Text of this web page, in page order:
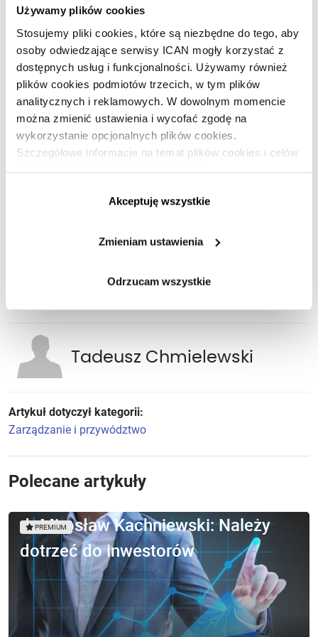
Używamy plików cookies
Stosujemy pliki cookies, które są niezbędne do tego, aby
osoby odwiedzające serwisy ICAN mogły korzystać z
dostępnych usług i funkcjonalności. Używamy również
plików cookies podmiotów trzecich, w tym plików
analitycznych i reklamowych. W dowolnym momencie
można zmienić ustawienia i wycofać zgodę na
wykorzystanie opcjonalnych plików cookies.
Szczegółowe informacje na temat plików cookies i celów
ich stosowania dostępne są na stronie
Akceptuję wszystkie
Zmieniam ustawienia
Odrzucam wszystkie
Materiał dostępny tylko dla
subskrybentów
Dołącz do subskrybentów i korzystaj z treści
Premium!
Dołącz do ICAN Business Insight!
Jesteś subskrybentem?Zaloguj się »
Tadeusz Chmielewski
Artykuł dotyczył kategorii:
Zarządzanie i przywództwo
Polecane artykuły
dr Mirosław Kachniewski: Należy
dotrzeć do inwestorów
PREMIUM